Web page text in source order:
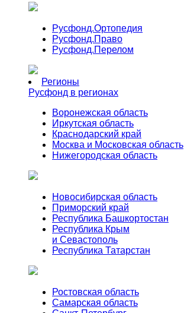
Русфонд.Ортопедия
Русфонд.Право
Русфонд.Перелом
Регионы
Русфонд в регионах
Воронежская область
Иркутская область
Краснодарский край
Москва и Московская область
Нижегородская область
Новосибирская область
Приморский край
Республика Башкортостан
Республика Крым
и Севастополь
Республика Татарстан
Ростовская область
Самарская область